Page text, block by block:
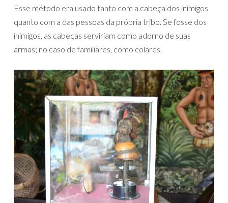
Esse método era usado tanto com a cabeça dos inimigos
quanto com a das pessoas da própria tribo. Se fosse dos
inimigos, as cabeças serviriam como adorno de suas
armas; no caso de familiares, como colares.